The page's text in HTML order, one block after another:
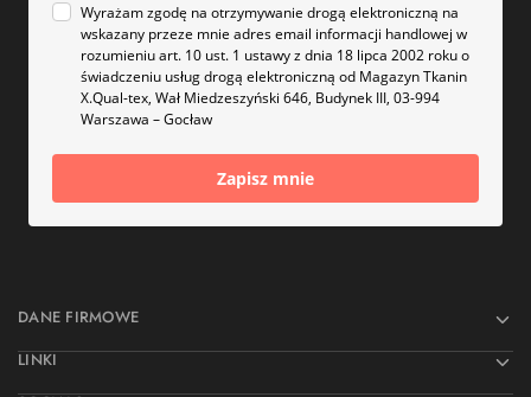
Wyrażam zgodę na otrzymywanie drogą elektroniczną na
wskazany przeze mnie adres email informacji handlowej w
rozumieniu art. 10 ust. 1 ustawy z dnia 18 lipca 2002 roku o
świadczeniu usług drogą elektroniczną od Magazyn Tkanin
X.Qual-tex, Wał Miedzeszyński 646, Budynek III, 03-994
Warszawa – Gocław
Zapisz mnie
DANE FIRMOWE
LINKI